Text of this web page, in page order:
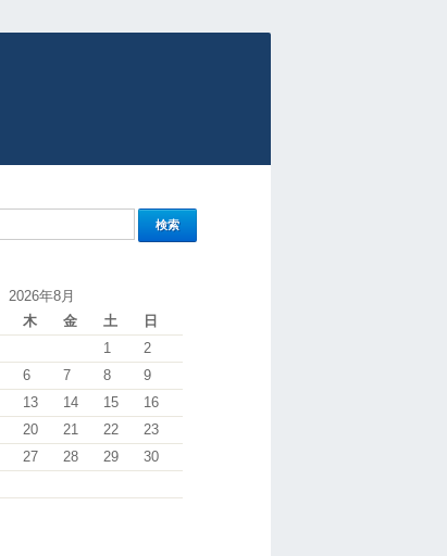
2026年8月
木 金 土
日
1
2
6 7 8
9
13 14 15
16
20 21 22
23
27 28 29
30